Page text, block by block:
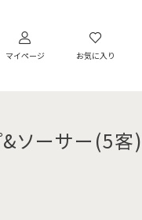
マイページ お気に入り
ソーサー(5客)